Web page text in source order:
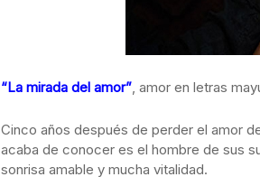
“La mirada del amor”, amor en letras
Cinco años después de perder el amor
acaba de conocer es el hombre de sus
sonrisa amable y mucha vitalidad.